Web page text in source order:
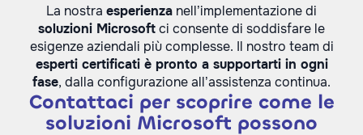
La nostra esperienza nell’implementazione di
soluzioni Microsoftci consente di soddisfare le
esigenze aziendali più complesse. Il nostro team di
esperti certificati è pronto a supportarti in ogni
fase, dalla configurazione all’assistenza continua.
Contattaci per scoprire come le
soluzioni Microsoft possono